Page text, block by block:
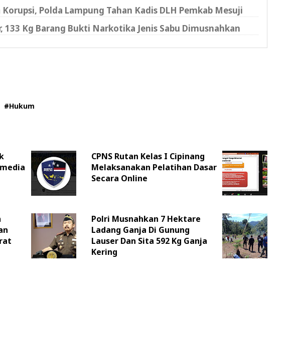
Polda Lampung Tahan Kadis DLH Pemkab Mesuji
133 Kg Barang Bukti Narkotika Jenis Sabu Dimusnahkan
#Hukum
CPNS Rutan Kelas I Cipinang
Melaksanakan Pelatihan Dasar
Secara Online
Polri Musnahkan 7 Hektare
Ladang Ganja Di Gunung
Lauser Dan Sita 592 Kg Ganja
Kering